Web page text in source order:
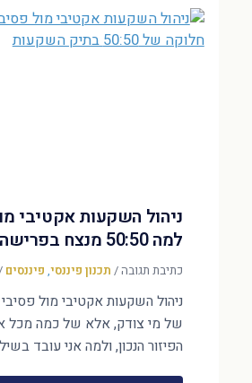
ניהול השקעות אקטיבי
למה 50:50 מנצח בפרישה
כתיבת תגובה/ תכנון פיננסי, פיננסים
ניהול השקעות אקטיבי מול
של מי צודק, אלא של כמה מכל
הפיזור הנכון, ולמה אני עובד בשילוב